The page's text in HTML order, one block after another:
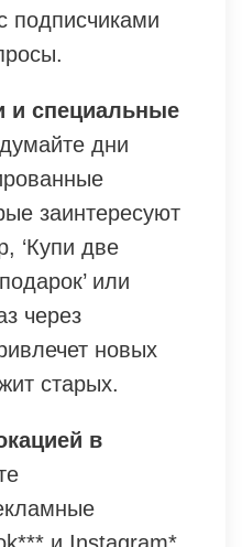
подписчиками
и специальные
дни
заинтересуют
‘Купи две
или
через
новых
старых.
в